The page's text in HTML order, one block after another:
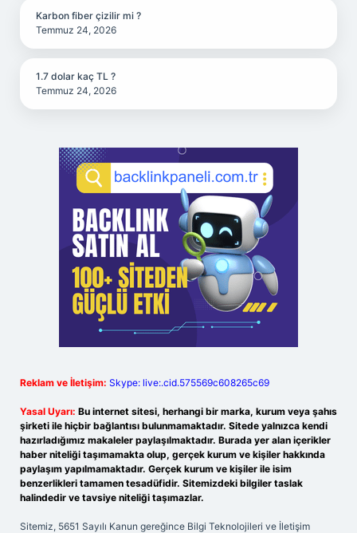
Karbon fiber çizilir mi ?
Temmuz 24, 2026
1.7 dolar kaç TL ?
Temmuz 24, 2026
Reklam ve İletişim: Skype: live:.cid.575569c608265c69
Yasal Uyarı: Bu internet sitesi, herhangi bir marka, kurum veya şahıs
şirketi ile hiçbir bağlantısı bulunmamaktadır. Sitede yalnızca kendi
hazırladığımız makaleler paylaşılmaktadır. Burada yer alan içerikler
haber niteliği taşımamakta olup, gerçek kurum ve kişiler hakkında
paylaşım yapılmamaktadır. Gerçek kurum ve kişiler ile isim
benzerlikleri tamamen tesadüfidir. Sitemizdeki bilgiler taslak
halindedir ve tavsiye niteliği taşımazlar.
Sitemiz, 5651 Sayılı Kanun gereğince Bilgi Teknolojileri ve İletişim